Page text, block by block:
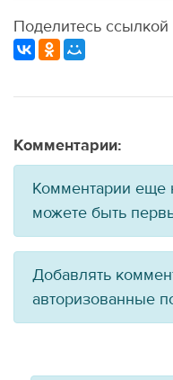
Поделитесь ссылкой
Комментарии:
Комментарии еще
можете быть
Добавлять
авторизованные